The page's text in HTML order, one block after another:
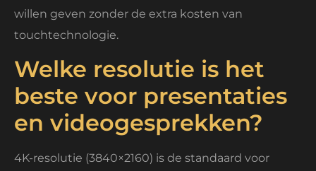
willen geven zonder de extra kosten van
touchtechnologie.
Welke resolutie is het
beste voor presentaties
en videogesprekken?
4K-resolutie (3840×2160) is de standaard voor